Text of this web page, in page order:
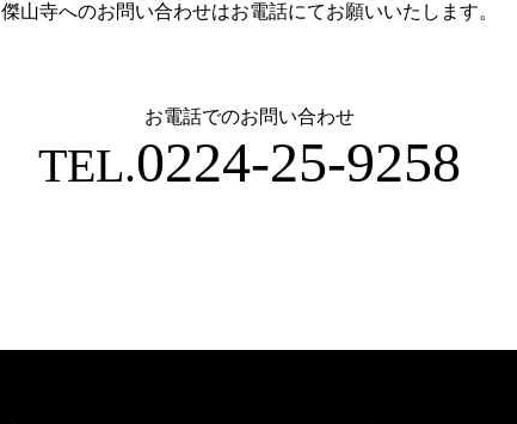
傑山寺へのお問い合わせはお電話にてお願いいたします。
お電話でのお問い合わせ
TEL.0224-25-9258